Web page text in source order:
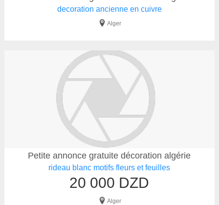
decoration ancienne en cuivre
Alger
Petite annonce gratuite décoration algérie
rideau blanc motifs fleurs et feuilles
20 000 DZD
Alger